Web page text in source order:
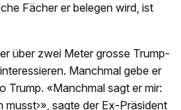
Fächer er belegen wird, ist
über zwei Meter grosse Trump-
Manchmal gebe er
Trump. «Manchmal sagt er mir:
musst›», sagte der Ex-Präsident